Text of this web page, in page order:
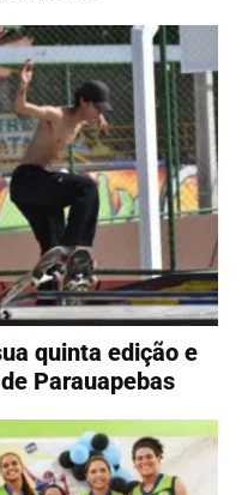
quinta edição e
Parauapebas